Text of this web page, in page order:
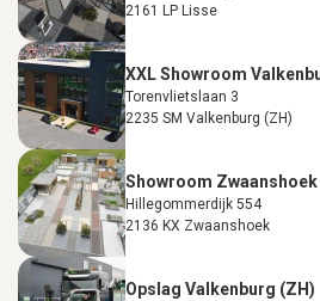
2161 LP Lisse
XXL Showroom
Torenvlietslaan 3
2235 SM Valkenburg (ZH)
Showroom Zwaanshoek
Hillegommerdijk 554
2136 KX Zwaanshoek
Opslag Valkenburg (ZH)